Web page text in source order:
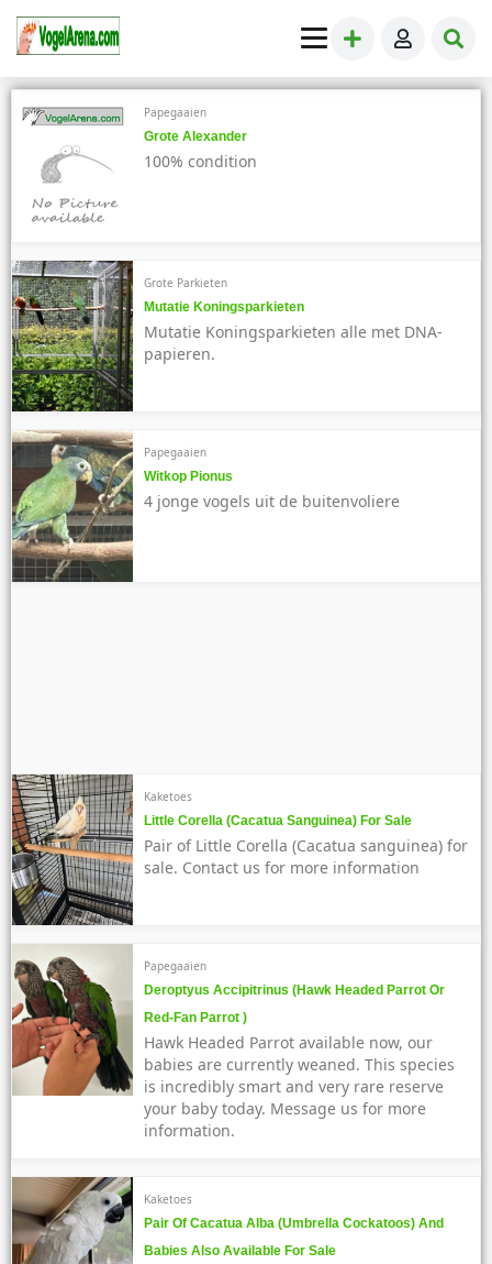
Papegaaien
Grote Alexander
100% condition
Grote Parkieten
Mutatie Koningsparkieten
Mutatie Koningsparkieten alle met DNA-
papieren.
Papegaaien
Witkop Pionus
4 jonge vogels uit de buitenvoliere
Kaketoes
Little Corella (Cacatua Sanguinea) For Sale
Pair of Little Corella (Cacatua sanguinea) for
sale. Contact us for more information
Papegaaien
Deroptyus Accipitrinus (Hawk Headed Parrot Or
Red-Fan Parrot )
Hawk Headed Parrot available now, our
babies are currently weaned. This species
is incredibly smart and very rare reserve
your baby today. Message us for more
information.
Kaketoes
Pair Of Cacatua Alba (Umbrella Cockatoos) And
Babies Also Available For Sale